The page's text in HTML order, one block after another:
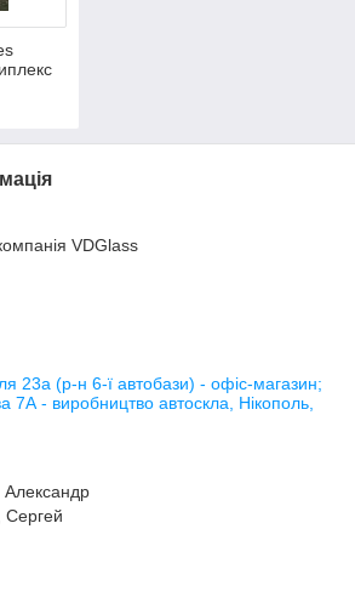
VDGlass
23а (р-н 6-ї автобази) - офіс-магазин;
7А - виробництво автоскла, Нікополь,
, Александр
, Сергей